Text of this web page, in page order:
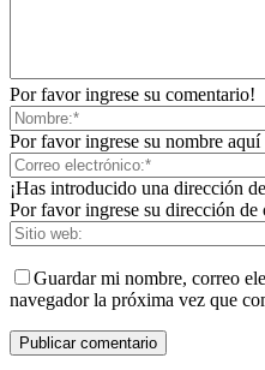
Por favor ingrese su comentario!
Por favor ingrese su nombre aquí
¡Has introducido una dirección
Por favor ingrese su dirección
Guardar mi nombre, correo
navegador la próxima vez que